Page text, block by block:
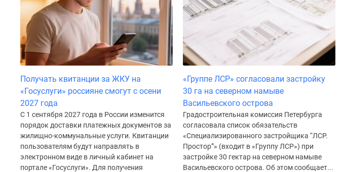
Ленинградской
Готовые
коттеджные
поселки
Строящиеся
коттеджные
поселки
Коттеджные
поселки
Коттеджные
поселки
Получать квитанции за ЖКУ на
«Госуслуги» россияне смогут с осени
2027 года
С 1 сентября 2027 года в России изменится
порядок доставки платежных документов за
жилищно-коммунальные услуги. Квитанции
пользователям будут направлять в
электронном виде в личный кабинет на
портале «Госуслуги». Для получения
«Группе ЛСР» согласовали застройку
30 га на северном намыве
Васильевского острова
Градостроительная комиссия Петербурга
согласовала список обязательств
«Специализированного застройщика “ЛСР.
Простор”» (входит в «Группу ЛСР») при
застройке 30 гектар на северном намыве
Васильевского острова. Об этом сообщает...